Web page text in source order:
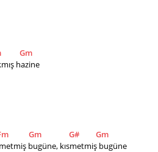
Gm
hazine
Gm G#
Gm
bugüne, kısmetmiş bugüne